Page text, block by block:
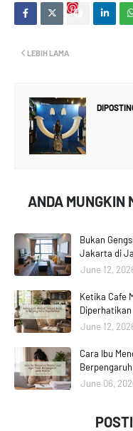
LEBIH LAMA
ANDA MUNGKIN
Bukan
Jakarta di
June 12,
Ketika Cafe
Diperhatikan
June 12,
Cara Ibu
June 06,